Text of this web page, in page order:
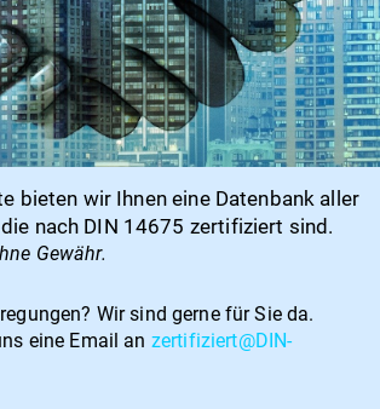
bieten wir Ihnen eine Datenbank aller
nach DIN 14675 zertifiziert sind.
Gewähr.
Wir sind gerne für Sie da.
eine Email an zertifiziert@DIN-